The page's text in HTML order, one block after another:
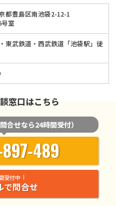
年以上の実務経験がある税理
都豊島区南池袋2-12-1
室
東武鉄道・西武鉄道「池袋駅」徒
窓口はこちら
問合せなら24時間受付）
489
受付中
で問合せ